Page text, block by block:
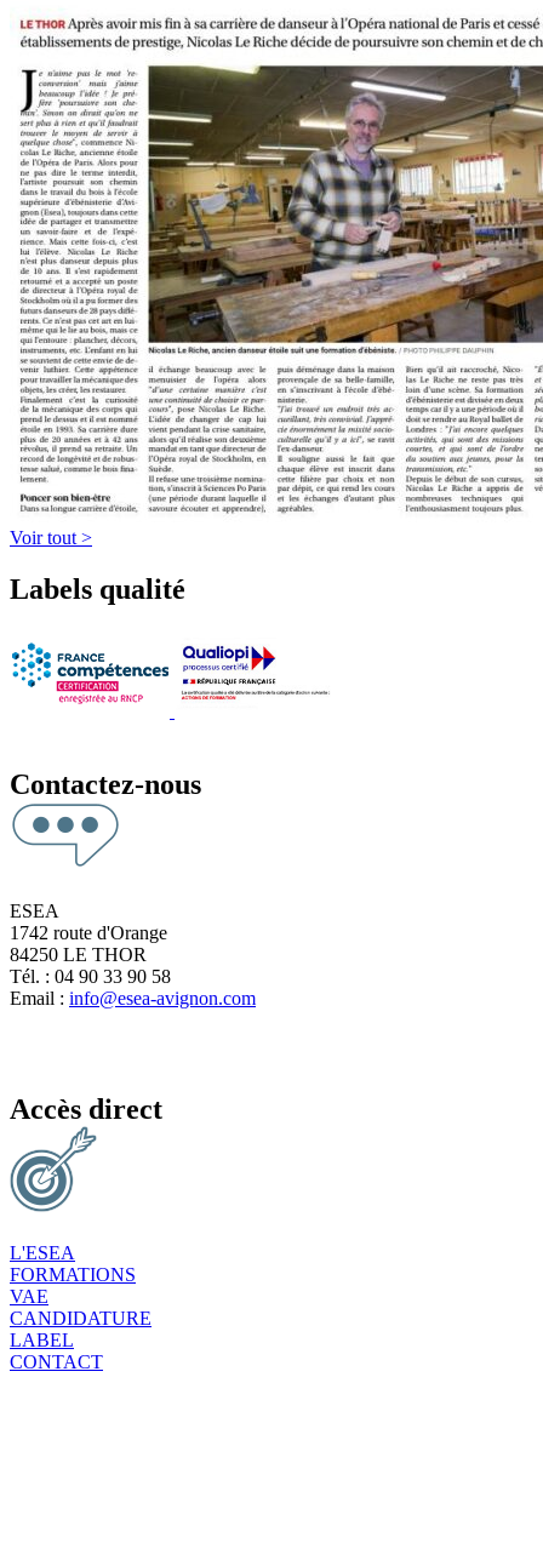
Voir tout >
Labels qualité
Contactez-nous
ESEA
1742 route d'Orange
84250 LE THOR
Tél. : 04 90 33 90 58
Email : info@esea-avignon.com
Accès direct
L'ESEA
FORMATIONS
VAE
CANDIDATURE
LABEL
CONTACT